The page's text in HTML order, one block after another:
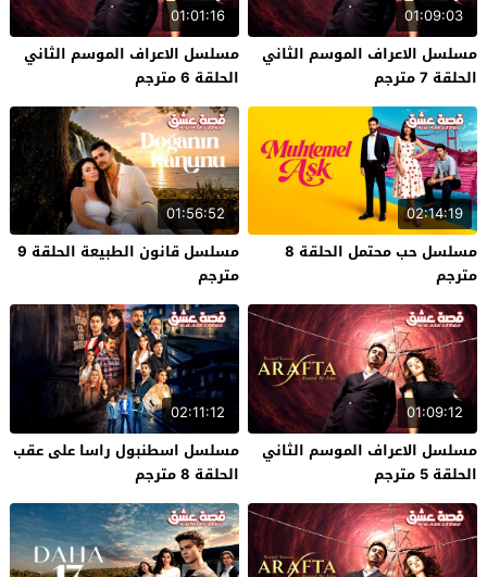
01:09:03
مسلسل الاعراف الموسم الثاني
الحلقة 7 مترجم
01:01:16
مسلسل الاعراف الموسم الثاني
الحلقة 6 مترجم
02:14:19
مسلسل حب محتمل الحلقة 8
مترجم
01:56:52
مسلسل قانون الطبيعة الحلقة 9
مترجم
01:09:12
مسلسل الاعراف الموسم الثاني
الحلقة 5 مترجم
02:11:12
مسلسل اسطنبول راسا على عقب
الحلقة 8 مترجم